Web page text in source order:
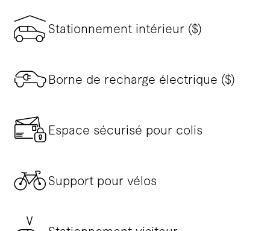
Stationnement intérieur ($)
Borne de recharge électrique ($)
Espace sécurisé pour colis
Support pour vélos